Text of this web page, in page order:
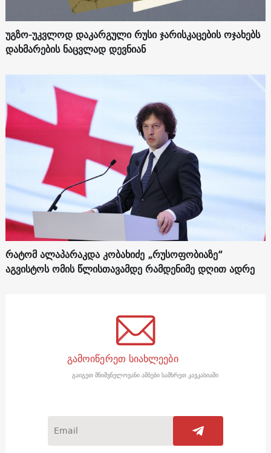
უგზო-უკვლოდ დაკარგული რუსი ჯარისკაცების ოჯახებს
დახმარების ნაცვლად დევნიან
რატომ ალაპარაკდა კობახიძე „რუსოფობიაზე“
აგვისტოს ომის წლისთავამდე რამდენიმე დღით ადრე
გამოიწერეთ სიახლეები
გაიგეთ მნიშვნელოვანი ამბები სამხრეთ კავკასიაში